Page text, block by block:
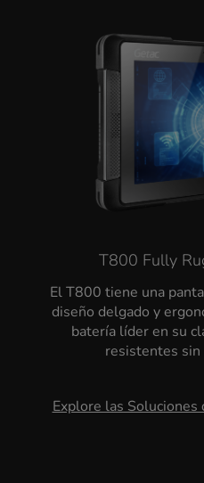
T800 Fully
El T800 tiene una
diseño delgado y
batería líder en su
resistentes
Explore las